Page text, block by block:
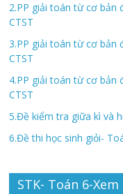
2.PP giải toán từ cơ bản
CTST
3.PP giải toán từ cơ bản
CTST
4.PP giải toán từ cơ bản
CTST
5.Đề kiểm tra giữa kì và
6.Đề thi học sinh giỏi-
STK- Toán 6-